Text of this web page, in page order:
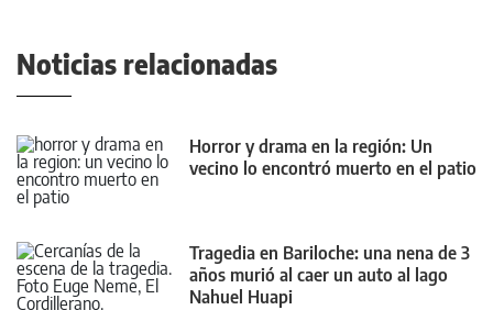
Noticias relacionadas
Horror y drama en la región: Un
vecino lo encontró muerto en el patio
Tragedia en Bariloche: una nena de 3
años murió al caer un auto al lago
Nahuel Huapi